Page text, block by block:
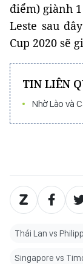
điểm) giành
Leste sau
Cup 2020 sẽ
TIN LIÊN
Nhờ Lào và
Thái Lan vs
Singapore vs